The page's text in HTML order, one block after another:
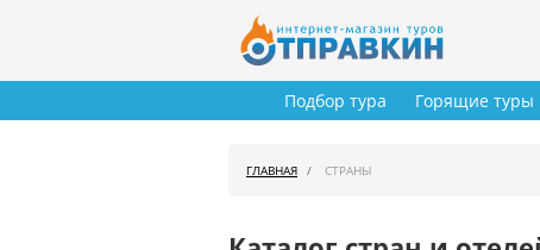
Подбор тура Горящие туры
ГЛАВНАЯ СТРАНЫ